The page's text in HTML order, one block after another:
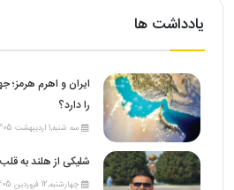
یادداشت ها
ایران و اهرم هرمز؛
را دارد؟
سه شنبه,1 اردیبهشت 1405 | 15:22
شلیکی از هلند به
چهارشنبه,12 فروردین 1405 | 20:39